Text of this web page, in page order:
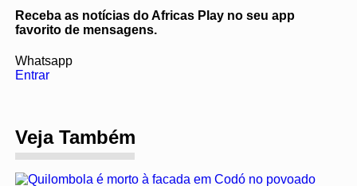
Receba as notícias do Africas Play no seu app
favorito de mensagens.
Whatsapp
Entrar
Veja Também